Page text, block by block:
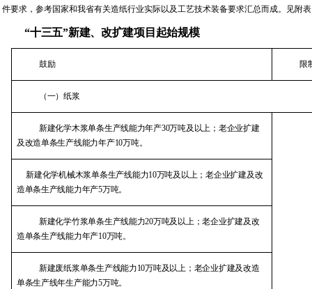
件要求，参考国家和我省有关造纸行业实际以及工艺技术装备要求汇总而成。见附表
“十三五”新建、改扩建项目起始规模
鼓励 限
（一）纸浆
新建化学木浆单条生产线能力年产30万吨及以上；老企业扩建
及改造单条生产线能力年产10万吨。
新建化学机械木浆单条生产线能力10万吨及以上；老企业扩建及改
造单条生产线能力年产5万吨。
新建化学竹浆单条生产线能力20万吨及以上；老企业扩建及改
造单条生产线能力年产10万吨。
新建废纸浆单条生产线能力10万吨及以上；老企业扩建及改造
单条生产线年生产能力5万吨。